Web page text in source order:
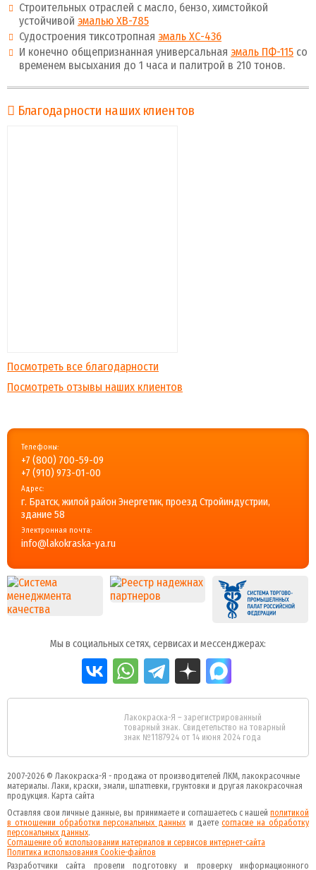
Строительных отраслей с масло, бензо, химстойкой
устойчивой эмалью ХВ-785
Судостроения тиксотропная эмаль ХС-436
И конечно общепризнанная универсальная эмаль ПФ-115 со
временем высыхания до 1 часа и палитрой в 210 тонов.
Благодарности наших клиентов
Посмотреть все благодарности
Посмотреть отзывы наших клиентов
Телефоны:
+7 (800) 700-59-09
+7 (910) 973-01-00
Адрес:
г. Братск, жилой район Энергетик, проезд Стройиндустрии,
здание 58
Электронная почта:
info@lakokraska-ya.ru
Мы в социальных сетях, сервисах и мессенджерах:
Лакокраска-Я – зарегистрированный
товарный знак. Свидетельство на товарный
знак №1187924 от 14 июня 2024 года
2007-2026 © Лакокраска-Я - продажа от производителей ЛКМ, лакокрасочные
материалы. Лаки, краски, эмали, шпатлевки, грунтовки и другая лакокрасочная
продукция. Карта сайта
Оставляя свои личные данные, вы принимаете и соглашаетесь с нашей политикой
в отношении обработки персональных данных и даетеcогласие на обработку
персональных данных.
Соглашение об использовании материалов и сервисов интернет-сайта
Политика использования Cookie-файлов
Разработчики сайта провели подготовку и проверку информационного